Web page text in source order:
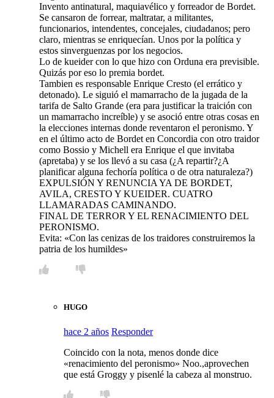
Invento antinatural, maquiavélico y forreador de Bordet.
Se cansaron de forrear, maltratar, a militantes,
funcionarios, intendentes, concejales, ciudadanos; pero
claro, mientras se enriquecían. Unos por la política y
estos sinverguenzas por los negocios.
Lo de kueider con lo que hizo con Orduna era previsible.
Quizás por eso lo premia bordet.
Tambien es responsable Enrique Cresto (el errático y
detonado). Le siguió el mamarracho de la jugada de la
tarifa de Salto Grande (era para justificar la traición con
un mamarracho increíble) y se asoció entre otras cosas en
la elecciones internas donde reventaron el peronismo. Y
en el último acto de Bordet en Concordia con otro traidor
como Bossio y Michell era Enrique el que invitaba
(apretaba) y se los llevó a su casa (¿A repartir?¿A
planificar alguna fechoría política o de otra naturaleza?)
EXPULSIÓN Y RENUNCIA YA DE BORDET,
AVILA, CRESTO Y KUEIDER. CUATRO
LLAMARADAS CAMINANDO.
FINAL DE TERROR Y EL RENACIMIENTO DEL
PERONISMO.
Evita: «Con las cenizas de los traidores construiremos la
patria de los humildes»
HUGO
hace 2 años Responder
Coincido con la nota, menos donde dice
«renacimiento del peronismo» Noo.,aprovechen
que está Groggy y pisenlé la cabeza al monstruo.